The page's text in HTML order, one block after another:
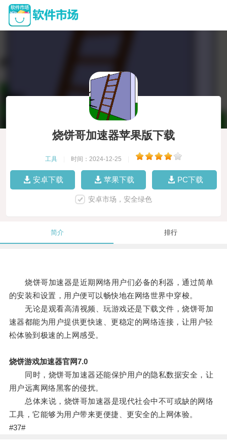
烧饼哥加速器苹果版下载
工具 时间：2024-12-25
安卓下载 苹果下载 PC下载
安卓市场，安全绿色
简介 排行
烧饼哥加速器是近期网络用户们必备的利器，通过简单
的安装和设置，用户便可以畅快地在网络世界中穿梭。
无论是观看高清视频、玩游戏还是下载文件，烧饼哥加
速器都能为用户提供更快速、更稳定的网络连接，让用户轻
松体验到极速的上网感受。
烧饼游戏加速器官网7.0
同时，烧饼哥加速器还能保护用户的隐私数据安全，让
用户远离网络黑客的侵扰。
总体来说，烧饼哥加速器是现代社会中不可或缺的网络
工具，它能够为用户带来更便捷、更安全的上网体验。
#37#